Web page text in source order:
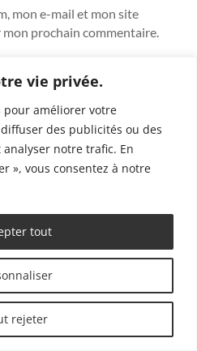
vie privée.
pour améliorer votre
des publicités ou des
notre trafic. En
», vous consentez à notre
rejeter
tout
mon e-mail et mon site
prochain commentaire.
article